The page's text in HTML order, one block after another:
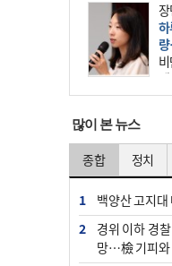
장
하
하
많이 본 뉴스
종합 정치
1
백양산 고지
2
경위 이하 경
망…檢 기피와